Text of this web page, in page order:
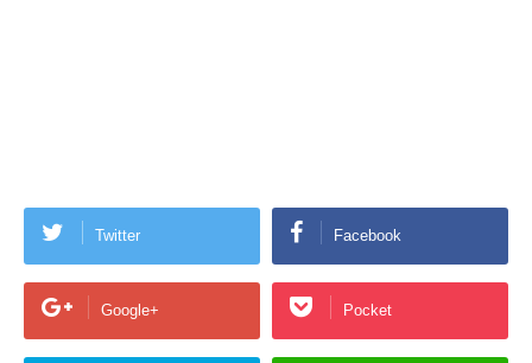
Twitter Facebook
Google+ Pocket